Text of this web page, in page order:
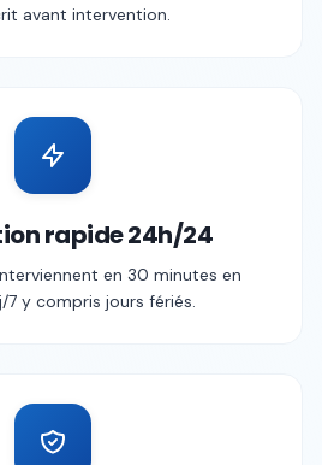
avant intervention.
rapide 24h/24
en 30 minutes en
7 y compris jours fériés.